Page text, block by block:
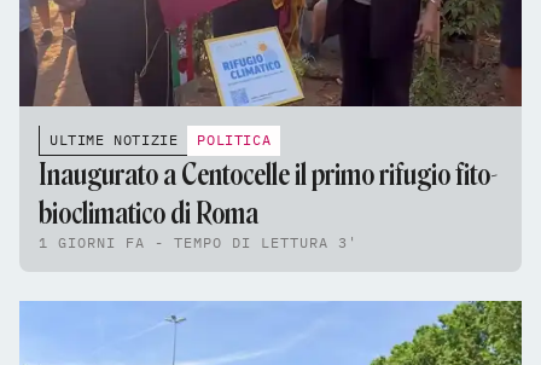
ULTIME NOTIZIE POLITICA
Inaugurato a Centocelle il primo rifugio fito-
bioclimatico di Roma
1 GIORNI FA - TEMPO DI LETTURA 3'